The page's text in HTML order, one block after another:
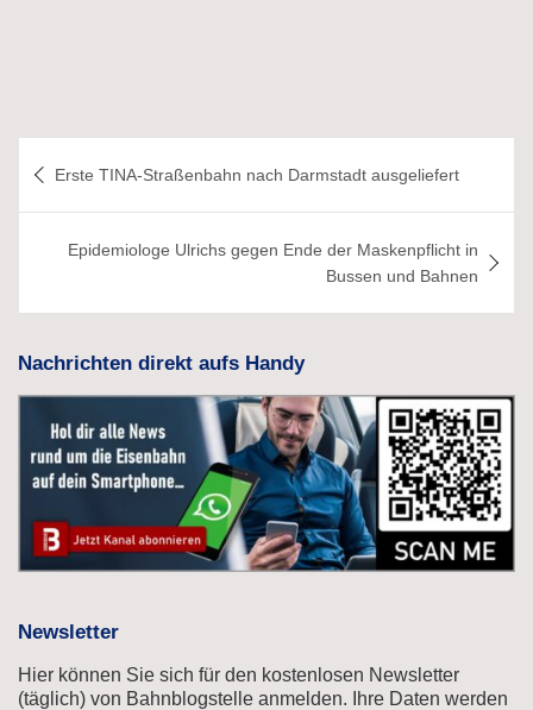
Erste TINA-Straßenbahn nach Darmstadt ausgeliefert
Epidemiologe Ulrichs gegen Ende der Maskenpflicht in
Bussen und Bahnen
Nachrichten direkt aufs Handy
Newsletter
Hier können Sie sich für den kostenlosen Newsletter
(täglich) von Bahnblogstelle anmelden. Ihre Daten werden